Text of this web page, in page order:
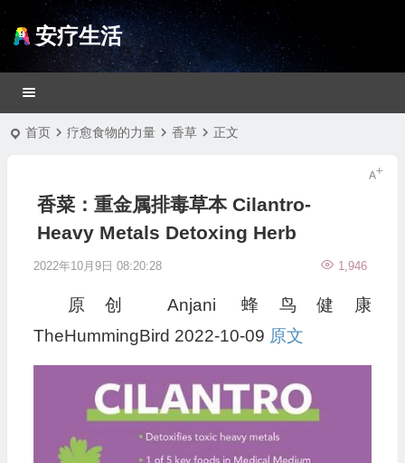
安疗生活
首页 疗愈食物的力量 香草 正文
香菜：重金属排毒草本 Cilantro-
Heavy Metals Detoxing Herb
2022年10月9日 08:20:28 1,946
原创 Anjani
蜂鸟健康
TheHummingBird 2022-10-09 原文